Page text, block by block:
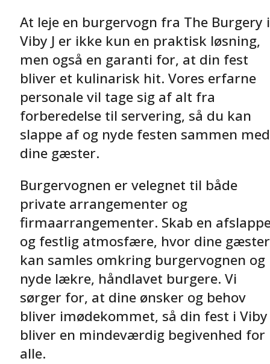
At leje en burgervogn fra The Burgery i
Viby J er ikke kun en praktisk løsning,
men også en garanti for, at din fest
bliver et kulinarisk hit. Vores erfarne
personale vil tage sig af alt fra
forberedelse til servering, så du kan
slappe af og nyde festen sammen med
dine gæster.
Burgervognen er velegnet til både
private arrangementer og
firmaarrangementer. Skab en
og festlig atmosfære, hvor dine gæster
kan samles omkring burgervognen og
nyde lækre, håndlavet burgere. Vi
sørger for, at dine ønsker og behov
bliver imødekommet, så din fest i Viby
bliver en mindeværdig begivenhed for
alle.